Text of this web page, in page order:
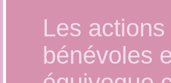
Les
bénévoles